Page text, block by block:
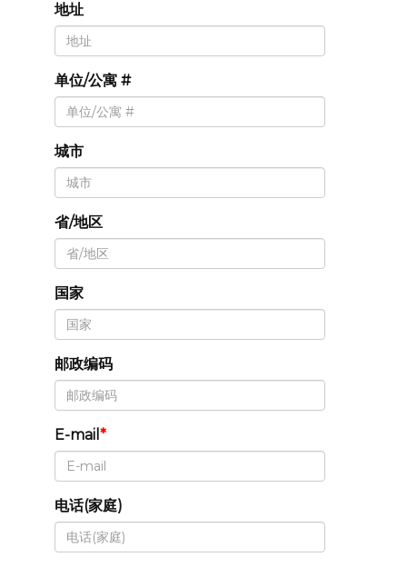
地址
单位/公寓 #
城市
省/地区
国家
邮政编码
E-mail
电话(家庭)